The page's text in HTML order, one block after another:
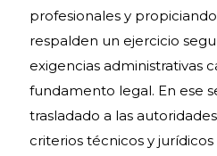
profesionales y
respalden un ejercicio
exigencias administrativas
fundamento legal. En ese
trasladado a las
criterios técnicos y